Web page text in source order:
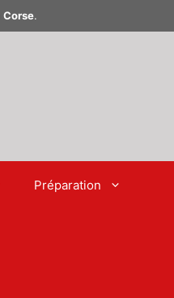
Corse.
Préparation